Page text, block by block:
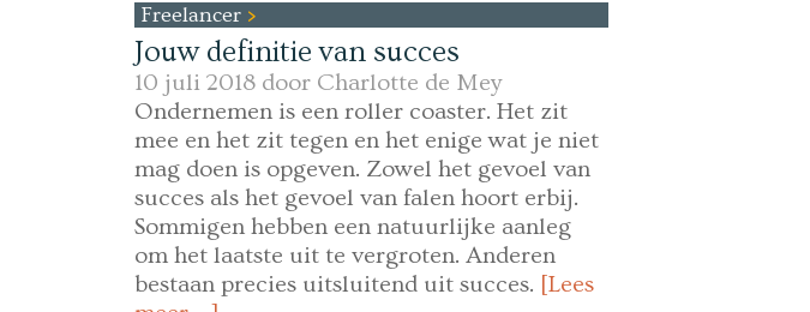
Freelancer
Jouw definitie van succes
10 juli 2018 door Charlotte de Mey
Ondernemen is een roller coaster. Het zit
mee en het zit tegen en het enige wat je niet
mag doen is opgeven. Zowel het gevoel van
succes als het gevoel van falen hoort erbij.
Sommigen hebben een natuurlijke aanleg
om het laatste uit te vergroten. Anderen
bestaan precies uitsluitend uit succes. [Lees